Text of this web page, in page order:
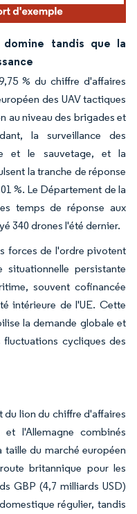
tandis que la
% du chiffre d'affaires
des UAV tactiques
au niveau des brigades et
la surveillance des
et le sauvetage, et la
la tranche de réponse
%. Le Département de la
temps de réponse aux
340 drones l'été dernier.
forces de l'ordre pivotent
situationnelle persistante
souvent cofinancée
intérieure de l'UE. Cette
la demande globale et
cycliques des
du lion du chiffre d'affaires
l'Allemagne combinés
du marché européen
britannique pour les
GBP (4,7 milliards USD)
régulier, tandis